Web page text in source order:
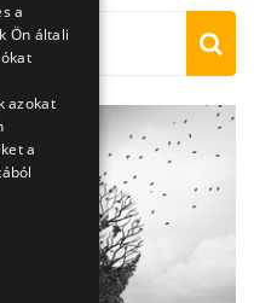
a
Ön általi
azokat
a